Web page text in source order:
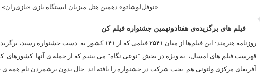
«نوفل‌لوشاتو» دهمین هتل میزبان ایستگاه بازی
فیلم های برگزیده‌ی هفتادونهمین جشنواره فیلم کن
روزنامه هنرمند: این فیلم‌ها از میان ۲۵۴۱ فیلمی که
قهرست فیلم های امسال، به ویژه در بخش “نوعی نگاه” می بینیم که از جمله ی آنها کشورهای
آفریقای مرکزی ولتونی هم بخت شرکت در جشنواره را یافته اند. حال بدون برشمردن نام همه ی